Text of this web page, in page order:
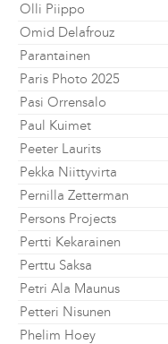
Olli Piippo
Omid Delafrouz
Parantainen
Paris Photo 2025
Pasi Orrensalo
Paul Kuimet
Peeter Laurits
Pekka Niittyvirta
Pernilla Zetterman
Persons Projects
Pertti Kekarainen
Perttu Saksa
Petri Ala Maunus
Petteri Nisunen
Phelim Hoey